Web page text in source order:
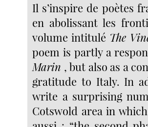
Il s’inspire de poètes
en abolissant les
volume intitulé The
poem is partly a
Marin , but also as a
gratitude to Italy. In
write a surprising
Cotswold area in